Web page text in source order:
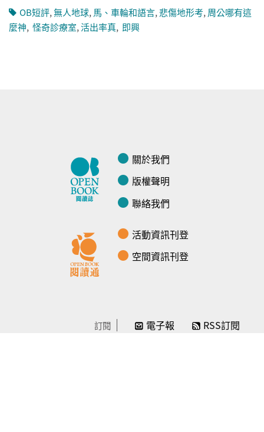
OB短評,無人地球,馬、車輪和語言,悲傷地形考,周公哪有這
麼神, 怪奇診療室,活出率真, 即興
關於我們
版權聲明
聯絡我們
活動資訊刊登
空間資訊刊登
訂閱 電子報 RSS訂閱